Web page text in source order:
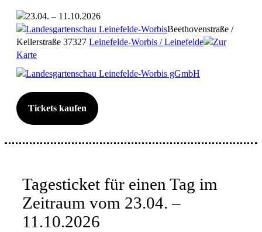
23.04. – 11.10.2026
Landesgartenschau Leinefelde-WorbisBeethovenstraße /
Kellerstraße 37327 Leinefelde-Worbis / Leinefelde
Zur
Karte
Landesgartenschau Leinefelde-Worbis gGmbH
Tickets kaufen
Tagesticket für einen Tag im
Zeitraum vom 23.04. –
11.10.2026